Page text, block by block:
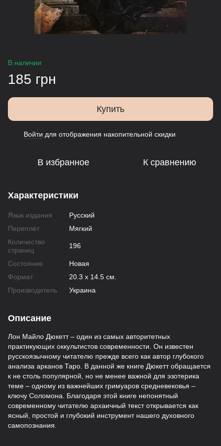
В наличии
185 грн
Купить
Войти для отображения накопительной скидки
В избранное К сравнению
Характеристики
Язык издания
Русский
Переплёт
Мягкий
Количество
страниц
196
Состояние
Новая
Формат
20.3 х 14.5 см.
Производитель
Украина
Описание
Лон Майло Дюкетт – один из самых авторитетных
практикующих оккультистов современности. Он известен
русскоязычному читателю прежде всего как автор глубокого
анализа арканов Таро. В данной же книге Дюкетт обращается
к не столь популярной, но не менее важной для эзотерика
теме – одному из важнейших гримуаров средневековья –
ключу Соломона. Благодаря этой книге непонятный
современному читателю архаичный текст открывается как
ясный, простой и глубокий инструмент нашего духовного
самопознания.